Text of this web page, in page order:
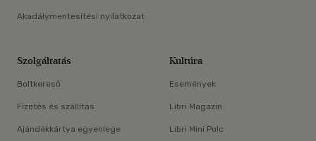
Akadálymentesítési nyilatkozat
Szolgáltatás
Boltkereső
Fizetés és szállítás
Ajándékkártya egyenlege
Kultúra
Események
Libri Magazin
Libri Mini Polc